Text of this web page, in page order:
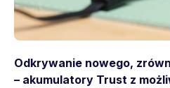
Odkrywanie nowego,
– akumulatory Trust z